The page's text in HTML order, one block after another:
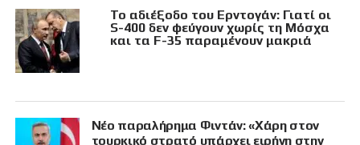
Το αδιέξοδο του Ερντογάν: Γιατί οι
S-400 δεν φεύγουν χωρίς τη Μόσχα
και τα F-35 παραμένουν μακριά
Νέο παραλήρημα Φιντάν: «Χάρη στον
τουρκικό στρατό υπάρχει ειρήνη στην